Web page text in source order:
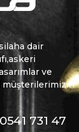
dair
ve
müşterilerimizin
731 47